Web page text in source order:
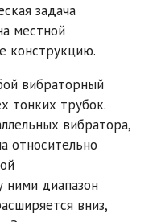
задача
местной
конструкцию.
вибраторный
тонких трубок.
вибратора,
относительно
ними диапазон
вниз,